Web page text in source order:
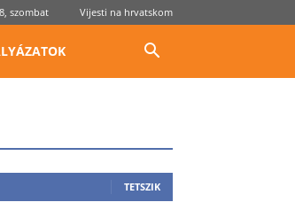
szombat Vijesti na hrvatskom
TETSZIK